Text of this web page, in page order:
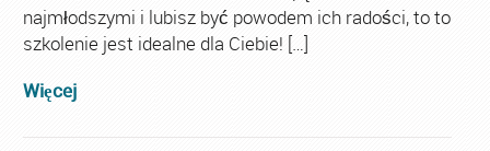
najmłodszymi i lubisz być powodem ich radości, to to
szkolenie jest idealne dla Ciebie! […]
Więcej